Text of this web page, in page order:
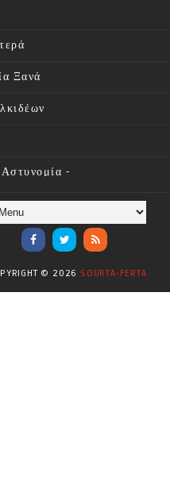
διαχείριση των αδέσποτων
Ξανά
-
Γυμναστική
© 2026 SOURTA-FERTA